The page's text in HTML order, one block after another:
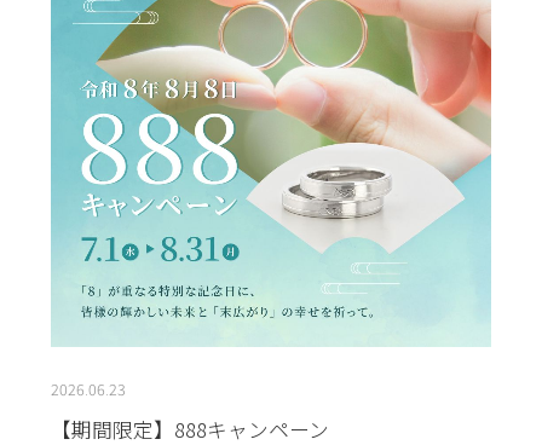
2026.06.23
【期間限定】888キャンペーン